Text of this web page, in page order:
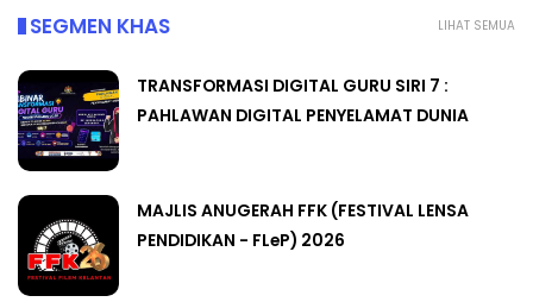
LIHAT SEMUA
SEGMEN KHAS
TRANSFORMASI DIGITAL GURU SIRI 7 :
PAHLAWAN DIGITAL PENYELAMAT DUNIA
MAJLIS ANUGERAH FFK (FESTIVAL LENSA
PENDIDIKAN - FLeP) 2026